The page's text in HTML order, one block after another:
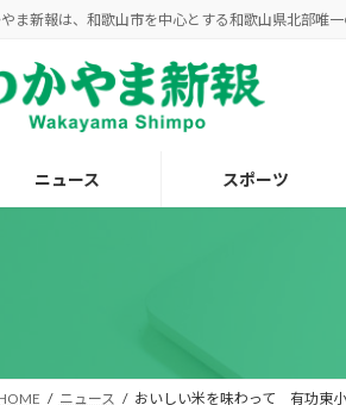
ま新報は、和歌山市を中心とする和歌山県北部唯一
ニュース スポーツ
ニュース おいしい米を味わって 有功東